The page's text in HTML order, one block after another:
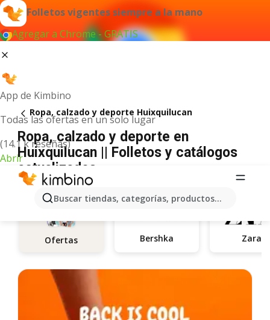
Folletos vigentes siempre a la mano
Agregar a Chrome - GRATIS
App de Kimbino
Todas las ofertas en un solo lugar
(14.1 k reseñas)
Abrir
Buscar tiendas, categorías, productos...
Ropa, calzado y deporte Huixquilucan
Ropa, calzado y deporte en
Huixquilucan || Folletos y catálogos
actualizados
Ofertas Bershka Zara